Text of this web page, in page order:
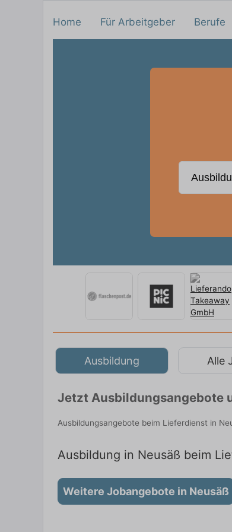
Home Für Arbeitgeber Berufe
Ausbildung Alle
Jetzt Ausbildungsangebote
Ausbildungsangebote beim Lieferdienst in
Ausbildung in Neusäß beim
Weitere Jobangebote in Neusäß